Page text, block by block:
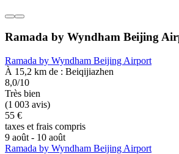
Ramada by Wyndham Beijing
Ramada by Wyndham Beijing Airport
À 15,2 km de : Beiqijiazhen
8,0/10
Très bien
(1 003 avis)
55 €
taxes et frais compris
9 août - 10 août
Ramada by Wyndham Beijing Airport